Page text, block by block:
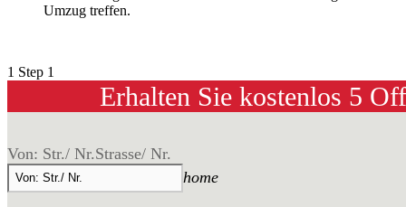
Umzug treffen.
1 Step 1
Erhalten Sie kostenlos 5
Von: Str./ Nr.Strasse/ Nr.
home